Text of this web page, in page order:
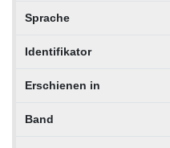
Sprache
Identifikator
Erschienen in
Band